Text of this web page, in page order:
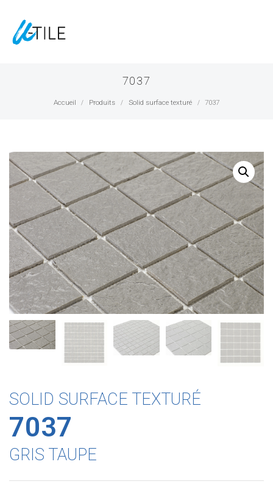
7037
Accueil / Produits / Solid surface texturé / 7037
SOLID SURFACE TEXTURÉ
7037
GRIS TAUPE